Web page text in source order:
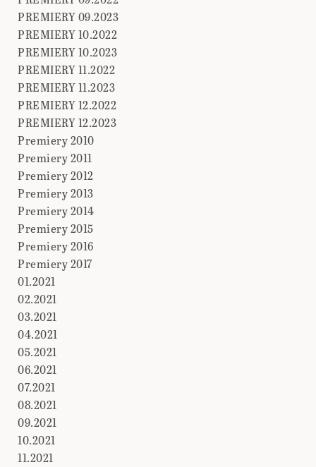
PREMIERY 09.2023
PREMIERY 10.2022
PREMIERY 10.2023
PREMIERY 11.2022
PREMIERY 11.2023
PREMIERY 12.2022
PREMIERY 12.2023
Premiery 2010
Premiery 2011
Premiery 2012
Premiery 2013
Premiery 2014
Premiery 2015
Premiery 2016
Premiery 2017
01.2021
02.2021
03.2021
04.2021
05.2021
06.2021
07.2021
08.2021
09.2021
10.2021
11.2021